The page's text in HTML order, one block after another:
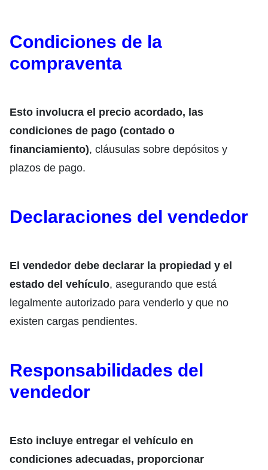
Condiciones de la
compraventa
Esto involucra el precio acordado, las
condiciones de pago (contado o
financiamiento), cláusulas sobre depósitos y
plazos de pago.
Declaraciones del vendedor
El vendedor debe declarar la propiedad y el
estado del vehículo, asegurando que está
legalmente autorizado para venderlo y que no
existen cargas pendientes.
Responsabilidades del
vendedor
Esto incluye entregar el vehículo en
condiciones adecuadas, proporcionar